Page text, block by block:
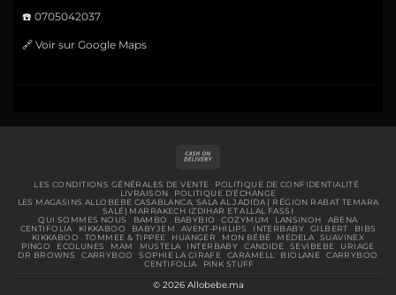
☎️ 0705042037
🔗 Voir sur Google Maps
Delivery
LES CONDITIONS GÉNÉRALES DE VENTE
POLITIQUE DE CONFIDENTIALITÉ
LIVRAISON
POLITIQUE D’ÉCHANGE
LES MAGASINS ALLOBEBE CASABLANCA, SALA AL JADIDA ( RÉGION RABAT TEMARA
SALÉ) MARRAKECH IZDIHAR ET ALLAL FASSI
QUI SOMMES NOUS
BAMBO BABYBIO COZYMUM LANSINOH
ABENA
CENTIFOLIA
KIKKABOO BABYJEM AVENT-PHILIPS INTERBABY GILBERT
BIBS
KIKKABOO
TOMMEE & TIPPEE HUANGER MON BÉBÉ MEDELA
SUAVINEX
PINGO
ECOLUNES MAM MUSTELA INTERBABY CANDIDE SEVIBEBE
URIAGE
DR BROWNS
CARRYBOO SOPHIE LA GIRAFE CARAMELL BIOLANE
CARRYBOO
CENTIFOLIA
PINK STUFF
© 2026 Allobebe.ma